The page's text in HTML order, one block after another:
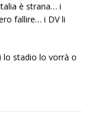
è strana… i
fallire… i DV li
lo stadio lo vorrà o